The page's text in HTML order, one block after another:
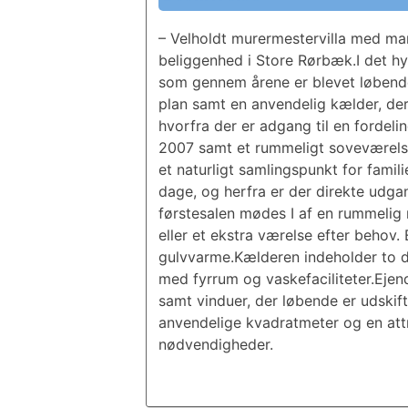
– Velholdt murermestervilla med
beliggenhed i Store Rørbæk.I det
som gennem årene er blevet
plan samt en anvendelig kælder,
hvorfra der er adgang til en
2007 samt et rummeligt
et naturligt samlingspunkt for
dage, og herfra er der direkte
førstesalen mødes I af en
eller et ekstra værelse efter behov.
gulvvarme.Kælderen indeholder to
med fyrrum og
samt vinduer, der løbende er
anvendelige kvadratmeter og en
nødvendigheder.